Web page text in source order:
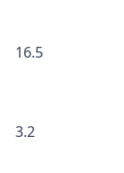
16.5
3.2